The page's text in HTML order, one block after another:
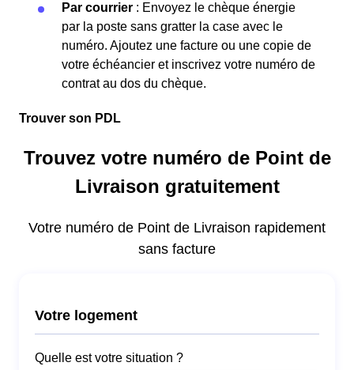
Par courrier : Envoyez le chèque énergie
par la poste sans gratter la case avec le
numéro. Ajoutez une facture ou une copie de
votre échéancier et inscrivez votre numéro de
contrat au dos du chèque.
Trouver son PDL